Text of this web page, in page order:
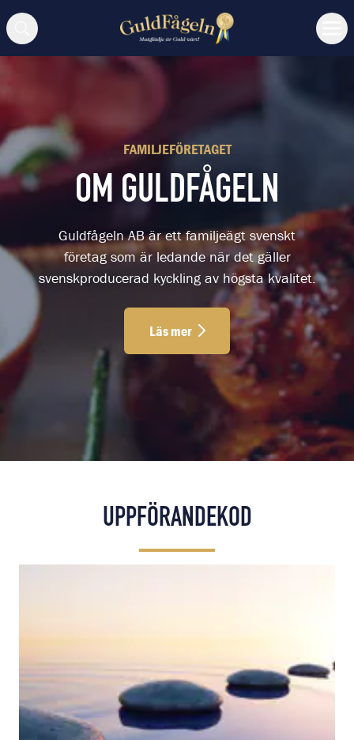
Sök
FAMILJEFÖRETAGET
OM GULDFÅGELN
Guldfågeln AB är ett familjeägt svenskt
företag som är ledande när det gäller
svenskproducerad kyckling av högsta kvalitet.
Läs mer
Läs mer Om Guldfågeln
UPPFÖRANDEKOD